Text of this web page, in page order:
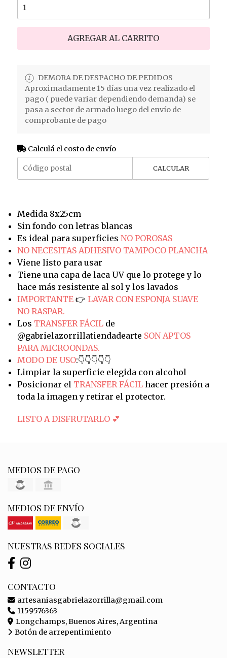
AGREGAR AL CARRITO
DEMORA DE DESPACHO DE PEDIDOS
Aproximadamente 15 días una vez realizado el
pago ( puede variar dependiendo demanda) se
pasa a sector de armado luego del envío de
comprobante de pago
Calculá el costo de envío
CALCULAR
Medida 8x25cm
Sin fondo con letras blancas
Es ideal para superficies NO POROSAS
NO NECESITAS ADHESIVO TAMPOCO PLANCHA
Viene listo para usar
Tiene una capa de laca UV que lo protege y lo
hace más resistente al sol y los lavados
IMPORTANTE 👉 LAVAR CON ESPONJA SUAVE
NO RASPAR.
Los TRANSFER FÁCILde
@gabrielazorrillatiendadearte SON APTOS
PARA MICROONDAS.
MODO DE USO:👇👇👇👇👇
Limpiar la superficie elegida con alcohol
Posicionar el TRANSFER FÁCILhacer presión a
toda la imagen y retirar el protector.
LISTO A DISFRUTARLO 💕
MEDIOS DE PAGO
MEDIOS DE ENVÍO
NUESTRAS REDES SOCIALES
CONTACTO
artesaniasgabrielazorrilla@gmail.com
1159576363
Longchamps, Buenos Aires, Argentina
Botón de arrepentimiento
NEWSLETTER